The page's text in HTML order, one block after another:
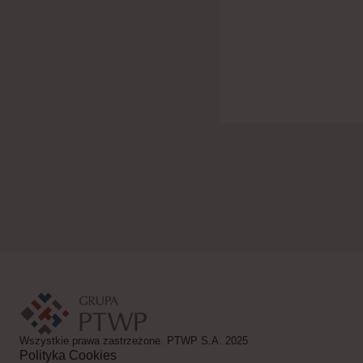
Wszystkie prawa zastrzeżone. PTWP S.A. 2025
Polityka Cookies